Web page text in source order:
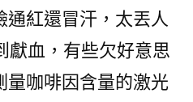
紅還冒汗，太丟人
獻血，有些欠好意思
量咖啡因含量的激光